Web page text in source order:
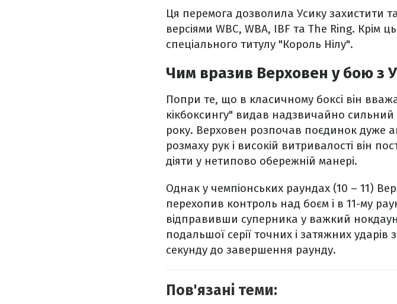
Ця перемога дозволила Усику захистити
версіями WBC, WBA, IBF та The Ring. Крім
спеціального титулу "Король Нілу".
Чим вразив Верховен у бою з
Попри те, що в класичному боксі він
кікбоксингу" видав надзвичайно сильний
року. Верховен розпочав поєдинок дуже
розмаху рук і високій витривалості він
діяти у нетипово обережній манері.
Однак у чемпіонських раундах (10 – 11)
перехопив контроль над боєм і в 11-му
відправивши суперника у важкий
подальшої серії точних і затяжних
секунду до завершення раунду.
Пов'язані теми: